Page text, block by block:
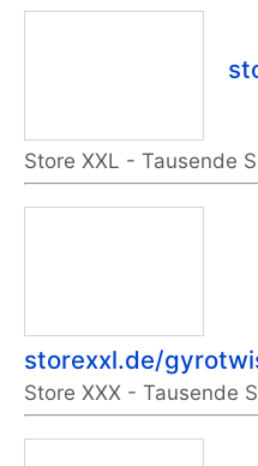
Store XXL - Tausende
storexxl.de/
Store XXX - Tausende